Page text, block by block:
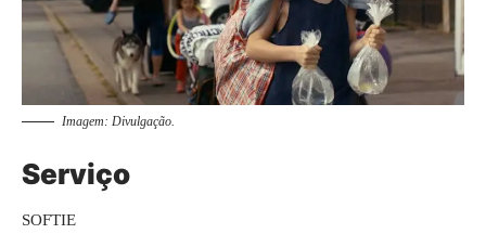
Imagem: Divulgação.
Serviço
SOFTIE